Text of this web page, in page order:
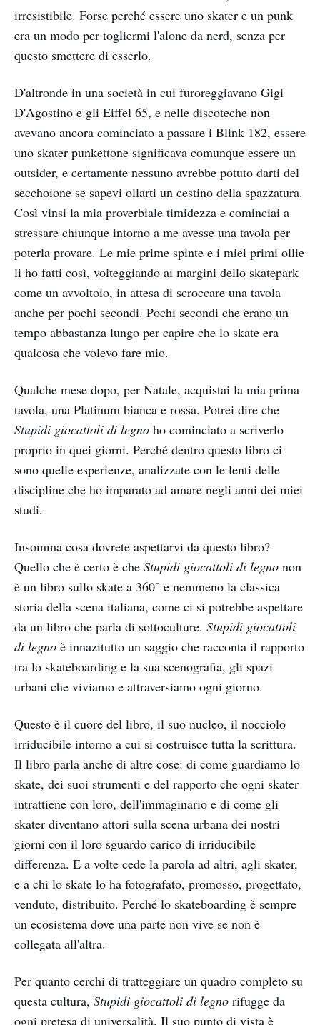
irresistibile. Forse perché essere uno skater e un punk
era un modo per togliermi l'alone da nerd, senza per
questo smettere di esserlo.
D'altronde in una società in cui furoreggiavano Gigi
D'Agostino e gli Eiffel 65, e nelle discoteche non
avevano ancora cominciato a passare i Blink 182, essere
uno skater punkettone significava comunque essere un
outsider, e certamente nessuno avrebbe potuto darti del
secchoione se sapevi ollarti un cestino della spazzatura.
Così vinsi la mia proverbiale timidezza e cominciai a
stressare chiunque intorno a me avesse una tavola per
poterla provare. Le mie prime spinte e i miei primi ollie
li ho fatti così, volteggiando ai margini dello skatepark
come un avvoltoio, in attesa di scroccare una tavola
anche per pochi secondi. Pochi secondi che erano un
tempo abbastanza lungo per capire che lo skate era
qualcosa che volevo fare mio.
Qualche mese dopo, per Natale, acquistai la mia prima
tavola, una Platinum bianca e rossa. Potrei dire che
Stupidi giocattoli di legno ho cominciato a scriverlo
proprio in quei giorni. Perché dentro questo libro ci
sono quelle esperienze, analizzate con le lenti delle
discipline che ho imparato ad amare negli anni dei miei
studi.
Insomma cosa dovrete aspettarvi da questo libro?
Quello che è certo è che Stupidi giocattoli di legno non
è un libro sullo skate a 360° e nemmeno la classica
storia della scena italiana, come ci si potrebbe aspettare
da un libro che parla di sottoculture. Stupidi giocattoli
di legno è innazitutto un saggio che racconta il rapporto
tra lo skateboarding e la sua scenografia, gli spazi
urbani che viviamo e attraversiamo ogni giorno.
Questo è il cuore del libro, il suo nucleo, il nocciolo
irriducibile intorno a cui si costruisce tutta la scrittura.
Il libro parla anche di altre cose: di come guardiamo lo
skate, dei suoi strumenti e del rapporto che ogni skater
intrattiene con loro, dell'immaginario e di come gli
skater diventano attori sulla scena urbana dei nostri
giorni con il loro sguardo carico di irriducibile
differenza. E a volte cede la parola ad altri, agli skater,
e a chi lo skate lo ha fotografato, promosso, progettato,
venduto, distribuito. Perché lo skateboarding è sempre
un ecosistema dove una parte non vive se non è
collegata all'altra.
Per quanto cerchi di tratteggiare un quadro completo su
questa cultura, Stupidi giocattoli di legno rifugge da
ogni pretesa di universalità. Il suo punto di vista è